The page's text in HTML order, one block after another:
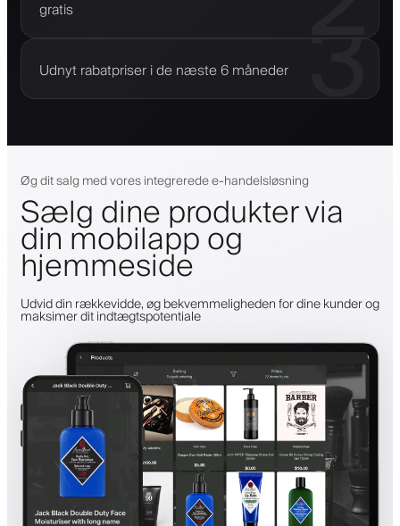
gratis
Udnyt rabatpriser i de næste 6 måneder 3
Øg dit salg med vores integrerede e-handelsløsning
Sælg dine produkter via
din mobilapp og
hjemmeside
Udvid din rækkevidde, øg bekvemmeligheden for dine kunder og
maksimer dit indtægtspotentiale